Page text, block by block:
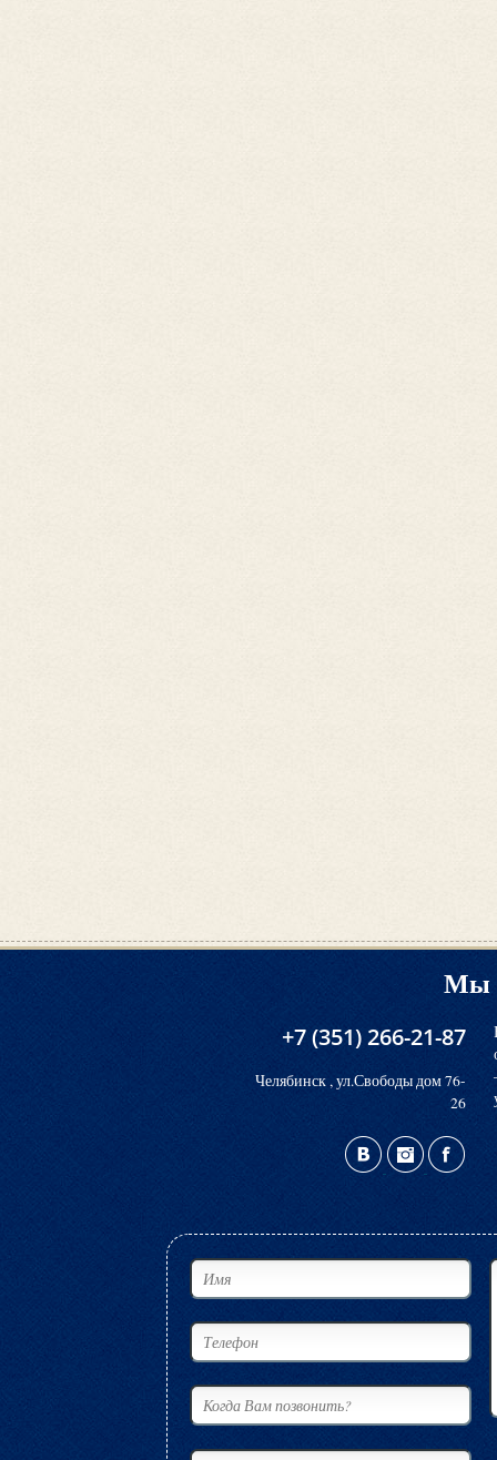
Мы
+7 (351) 266-21-87
Челябинск , ул.Свободы дом 76-
26